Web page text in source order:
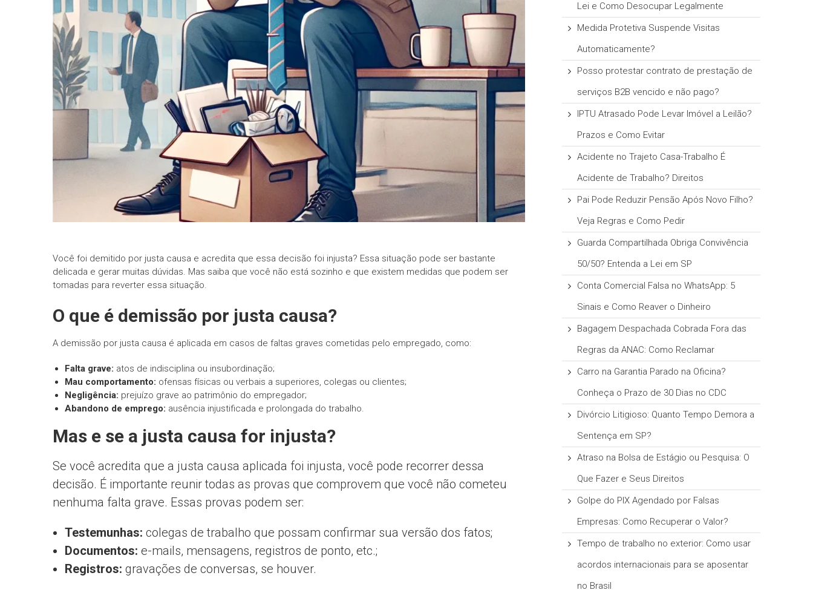
informe-nos
a sua
necessidade.
Você foi demitido por justa causa e acredita que essa decisão foi injusta? Essa situação pode ser bastante
delicada e gerar muitas dúvidas. Mas saiba que você não está sozinho e que existem medidas que podem ser
tomadas para reverter essa situação.
O que é demissão por justa causa?
A demissão por justa causa é aplicada em casos de faltas graves cometidas pelo empregado, como:
Falta grave: atos de indisciplina ou insubordinação;
Mau comportamento: ofensas físicas ou verbais a superiores, colegas ou clientes;
Negligência: prejuízo grave ao patrimônio do empregador;
Abandono de emprego: ausência injustificada e prolongada do trabalho.
Mas e se a justa causa for injusta?
Se você acredita que a justa causa aplicada foi injusta, você pode recorrer dessa
decisão. É importante reunir todas as provas que comprovem que você não cometeu
nenhuma falta grave. Essas provas podem ser:
Testemunhas: colegas de trabalho que possam confirmar sua versão dos fatos;
Documentos: e-mails, mensagens, registros de ponto, etc.;
Registros: gravações de conversas, se houver.
Lei e Como Desocupar Legalmente
Medida Protetiva Suspende Visitas
Automaticamente?
Posso protestar contrato de prestação de
serviços B2B vencido e não pago?
IPTU Atrasado Pode Levar Imóvel a Leilão?
Prazos e Como Evitar
Acidente no Trajeto Casa-Trabalho É
Acidente de Trabalho? Direitos
Pai Pode Reduzir Pensão Após Novo Filho?
Veja Regras e Como Pedir
Guarda Compartilhada Obriga Convivência
50/50? Entenda a Lei em SP
Conta Comercial Falsa no WhatsApp: 5
Sinais e Como Reaver o Dinheiro
Bagagem Despachada Cobrada Fora das
Regras da ANAC: Como Reclamar
Carro na Garantia Parado na Oficina?
Conheça o Prazo de 30 Dias no CDC
Divórcio Litigioso: Quanto Tempo Demora a
Sentença em SP?
Atraso na Bolsa de Estágio ou Pesquisa: O
Que Fazer e Seus Direitos
Golpe do PIX Agendado por Falsas
Empresas: Como Recuperar o Valor?
Tempo de trabalho no exterior: Como usar
acordos internacionais para se aposentar
no Brasil